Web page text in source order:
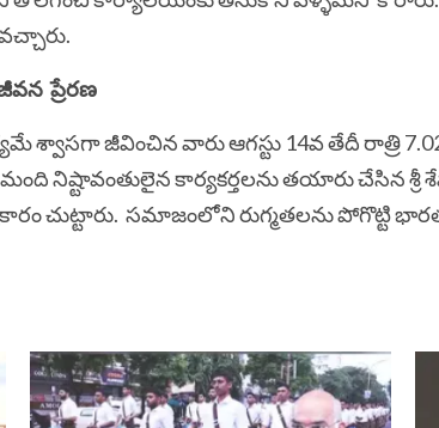
ప్రేరణ
శ్వాసగా జీవించిన వారు ఆగస్టు 14వ తేదీ రాత్రి
నిష్టావంతులైన కార్యకర్తలను తయారు చేసిన శ్రీ
శ్రీకారం చుట్టారు. సమాజంలోని రుగ్మతలను